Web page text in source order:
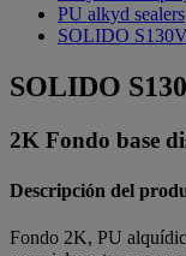
PU alkyd sealers
SOLIDO S130V
SOLIDO
2K Fondo base
Descripción del
Fondo 2K, PU